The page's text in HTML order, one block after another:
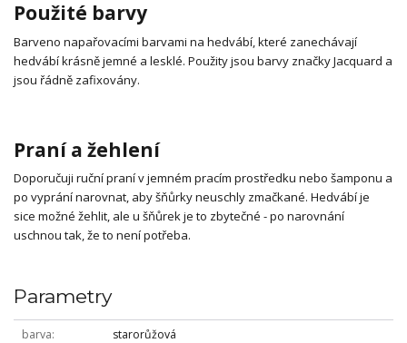
Použité barvy
Barveno napařovacími barvami na hedvábí, které zanechávají
hedvábí krásně jemné a lesklé. Použity jsou barvy značky Jacquard a
jsou řádně zafixovány.
Praní a žehlení
Doporučuji ruční praní v jemném pracím prostředku nebo šamponu a
po vyprání narovnat, aby šňůrky neuschly zmačkané. Hedvábí je
sice možné žehlit, ale u šňůrek je to zbytečné - po narovnání
uschnou tak, že to není potřeba.
Parametry
barva
starorůžová